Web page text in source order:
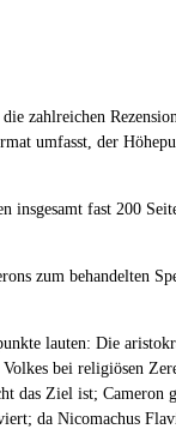
zahlreichen
umfasst, der
fast 200
zum behandelten
lauten: Die
bei religiösen
das Ziel ist;
da Nicomachus